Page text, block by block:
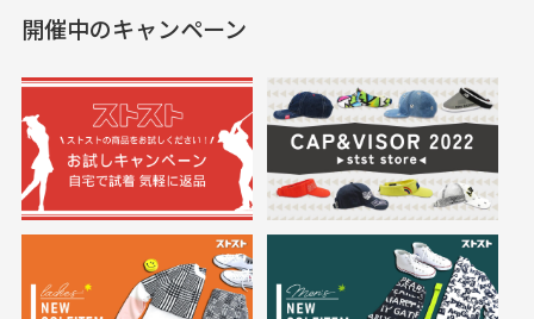
満足です。
30代女性 30代女性
送料はいくらかかりますか？
何点ご購入頂いた場合も全国一律で800円とさせて頂
いております。(1配送先につき)
また5,000円(税込)以上お買い物をして頂けた場合は送
※必ず１つのショッピングカートに複数商品を入れて
ご注文下さいませ。
実寸サイズについて
一点一点手作業で計測しておりますので、若干の誤
差が生じる場合がございます。
においについて
ユーズド商品の特性故、メンテンスを行っておりま
すが、におい（煙草、香水、お香、古着特有の香
開催中のキャンペーン